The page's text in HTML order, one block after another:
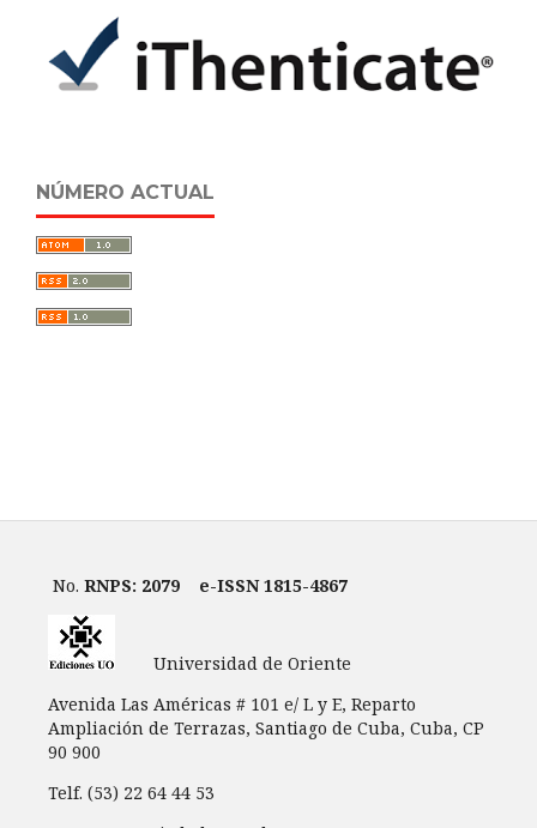
NÚMERO ACTUAL
No. RNPS: 2079 e-ISSN 1815-4867
Universidad de Oriente
Avenida Las Américas # 101 e/ L y E, Reparto
Ampliación de Terrazas, Santiago de Cuba, Cuba, CP
90 900
Telf. (53) 22 64 44 53